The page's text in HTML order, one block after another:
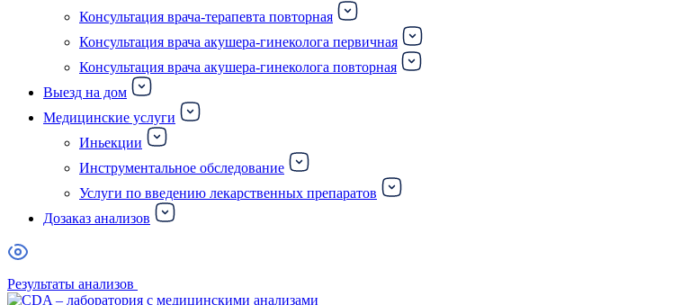
Консультация врача-терапевта повторная
Консультация врача акушера-гинеколога первичная
Консультация врача акушера-гинеколога повторная
Выезд на дом
Медицинские услуги
Иньекции
Инструментальное обследование
Услуги по введению лекарственных препаратов
Дозаказ анализов
Результаты анализов